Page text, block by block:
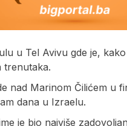
u Tel Avivu gde je,
trenutaka.
nad Marinom Čilićem u
dana u Izraelu.
je bio najviše